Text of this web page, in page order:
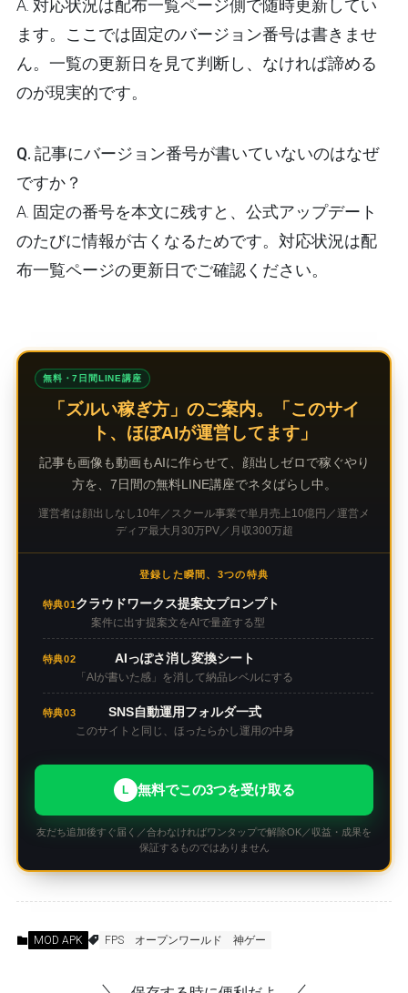
A. 対応状況は配布一覧ページ側で随時更新してい
ます。ここでは固定のバージョン番号は書きませ
ん。一覧の更新日を見て判断し、なければ諦める
のが現実的です。
Q. 記事にバージョン番号が書いていないのはなぜ
ですか？
A. 固定の番号を本文に残すと、公式アップデート
のたびに情報が古くなるためです。対応状況は配
布一覧ページの更新日でご確認ください。
無料・7日間LINE講座
「ズルい稼ぎ方」のご案内。「このサイ
ト、ほぼAIが運営してます」
記事も画像も動画もAIに作らせて、顔出しゼロで稼ぐやり
方を、7日間の無料LINE講座でネタばらし中。
運営者は顔出しなし10年／スクール事業で単月売上10億円／運営メ
ディア最大月30万PV／月収300万超
登録した瞬間、3つの特典
特典01クラウドワークス提案文プロンプト
案件に出す提案文をAIで量産する型
特典02 AIっぽさ消し変換シート
「AIが書いた感」を消して納品レベルにする
特典03 SNS自動運用フォルダ一式
このサイトと同じ、ほったらかし運用の中身
L 無料でこの3つを受け取る
友だち追加後すぐ届く／合わなければワンタップで解除OK／収益・成果を
保証するものではありません
MOD APK FPS オープンワールド 神ゲー